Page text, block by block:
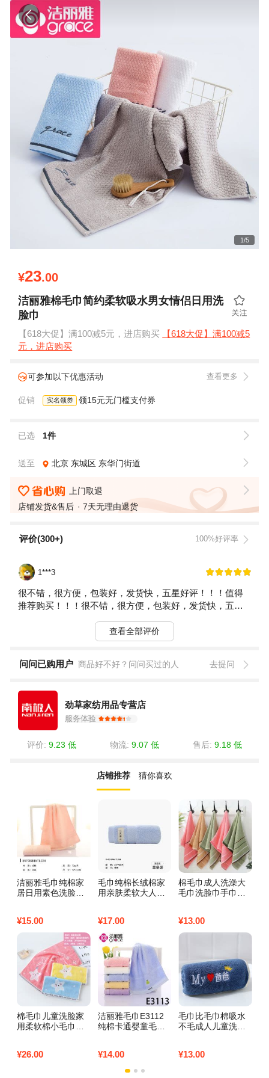
1/5
¥23.00
洁丽雅棉毛巾简约柔软吸水男女情侣日用洗
脸巾
【618大促】满100减5元，进店购买
【618大促】满100减5
元，进店购买
可参加以下优惠活动 查看更多
促销 实名领券 领15元无门槛支付券
已选 1件
送至 北京 东城区 东华门街道
上门取退
店铺发货&售后
7天无理由退货
评价(300+) 100%好评率
1***3
很不错，很方便，包装好，发货快，五星好评！！！值得
推荐购买！！！很不错，很方便，包装好，发货快，五星
查看全部评价
问问已购用户 商品好不好？问问买过的人 去提问
劲草家纺用品专营店
服务体验
评价: 9.23 低 物流: 9.07 低 售后: 9.18 低
店铺推荐 猜你喜欢
洁丽雅毛巾纯棉家
居日用素色洗脸巾
¥15.00
毛巾纯棉长绒棉家
用亲肤柔软大人洗
¥17.00
棉毛巾成人洗澡大
毛巾洗脸巾手巾吸
素雅三段【颜色随
机】
¥13.00
棉毛巾儿童洗脸家
用柔软棉小毛巾吸
（多色混发）
¥26.00
洁丽雅毛巾E3112
纯棉卡通婴童毛巾
m
¥14.00
毛巾比毛巾棉吸水
不毛成人儿童洗脸
¥13.00